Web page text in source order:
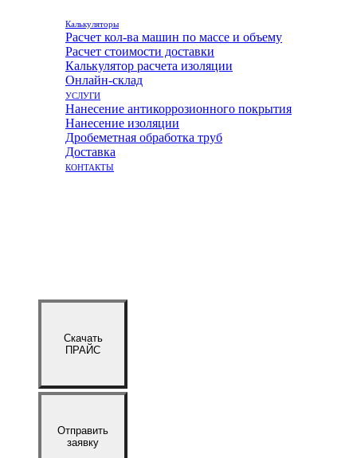
Калькуляторы
Расчет кол-ва машин по массе и объему
Расчет стоимости доставки
Калькулятор расчета изоляции
Онлайн-склад
УСЛУГИ
Нанесение антикоррозионного покрытия
Нанесение изоляции
Дробеметная обработка труб
Доставка
КОНТАКТЫ
Скачать
ПРАЙС
Отправить
заявку